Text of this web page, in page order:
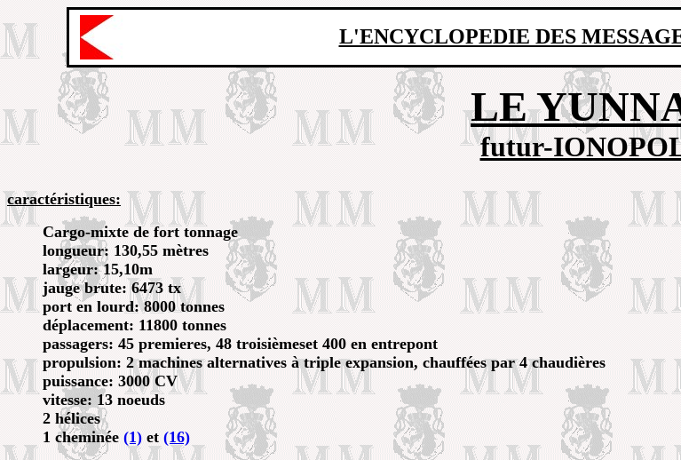
L'ENCYCLOPEDIE DES
LE
futur-
caractéristiques:
Cargo-mixte de fort tonnage
longueur: 130,55 mètres
largeur: 15,10m
jauge brute: 6473 tx
port en lourd: 8000 tonnes
déplacement: 11800 tonnes
passagers: 45 premieres, 48 troisièmeset 400 en entrepont
propulsion: 2 machines alternatives à triple expansion, chauffées par 4 chaudières
puissance: 3000 CV
vitesse: 13 noeuds
2 hélices
1 cheminée (1) et (16)